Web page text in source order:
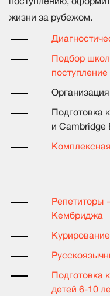
жизни за рубежом.
Подбор
поступление
Подготовка к
и Cambridge
Репетиторы
Кембриджа
Подготовка
детей 6-10